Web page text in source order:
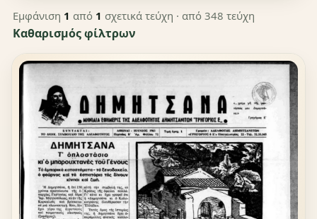
Εμφάνιση 1 από 1 σχετικά τεύχη · από 348 τεύχη
Καθαρισμός φίλτρων